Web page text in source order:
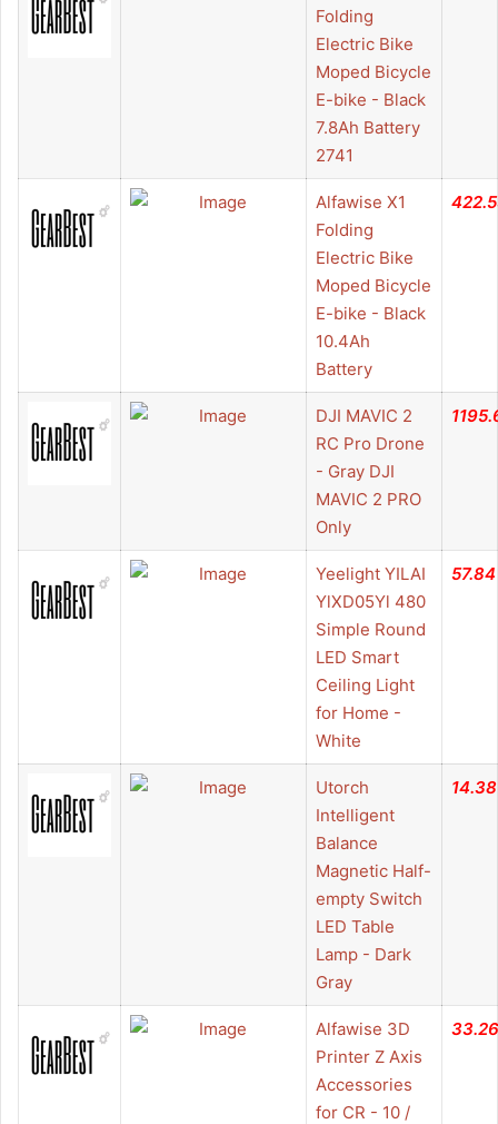
Folding
Electric Bike
Moped Bicycle
E-bike - Black
7.8Ah Battery
2741
Alfawise X1
Folding
Electric Bike
Moped Bicycle
E-bike - Black
10.4Ah
Battery
DJI MAVIC 2
RC Pro Drone
- Gray DJI
MAVIC 2 PRO
Only
Yeelight YILAI
YlXD05Yl 480
Simple Round
LED Smart
Ceiling Light
for Home -
White
57.84
Utorch
Intelligent
Balance
Magnetic Half-
empty Switch
LED Table
Lamp - Dark
Gray
14.38
Alfawise 3D
Printer Z Axis
Accessories
for CR - 10 /
33.26